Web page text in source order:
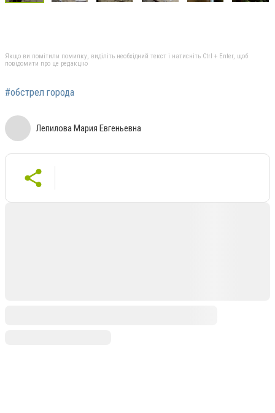
Якщо ви помітили помилку, виділіть необхідний текст і натисніть Ctrl + Enter, щоб
повідомити про це редакцію
#обстрел города
Лепилова Мария Евгеньевна